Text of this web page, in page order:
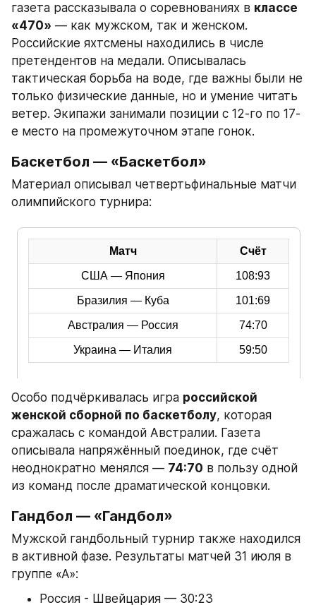
газета рассказывала о соревнованиях в классе
«470» — как мужском, так и женском.
Российские яхтсмены находились в числе
претендентов на медали. Описывалась
тактическая борьба на воде, где важны были не
только физические данные, но и умение читать
ветер. Экипажи занимали позиции с 12-го по 17-
е место на промежуточном этапе гонок.
Баскетбол — «Баскетбол»
Материал описывал четвертьфинальные матчи
олимпийского турнира:
Особо подчёркивалась игра российской
женской сборной по баскетболу, которая
сражалась с командой Австралии. Газета
описывала напряжённый поединок, где счёт
неоднократно менялся — 74:70 в пользу одной
из команд после драматической концовки.
Гандбол — «Гандбол»
Мужской гандбольный турнир также находился
в активной фазе. Результаты матчей 31 июля в
группе «А»:
Россия - Швейцария — 30:23